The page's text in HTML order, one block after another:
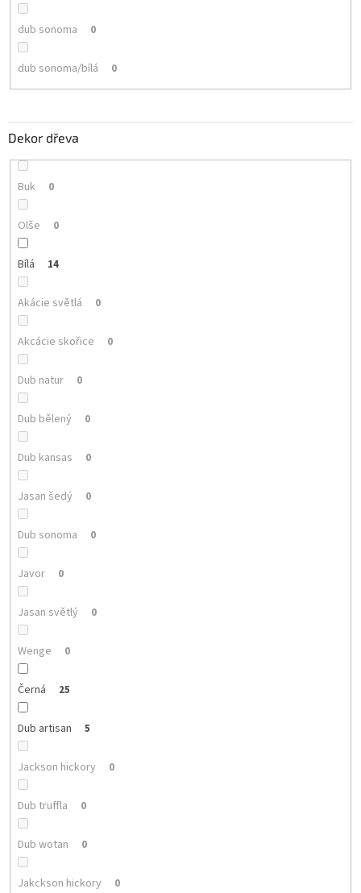
dub sonoma 0
dub sonoma/bílá 0
Dekor dřeva
Buk 0
Olše 0
Bílá 14
Akácie světlá 0
Akcácie skořice 0
Dub natur 0
Dub bělený 0
Dub kansas 0
Jasan šedý 0
Dub sonoma 0
Javor 0
Jasan světlý 0
Wenge 0
Černá 25
Dub artisan 5
Jackson hickory 0
Dub truffla 0
Dub wotan 0
Jakckson hickory 0